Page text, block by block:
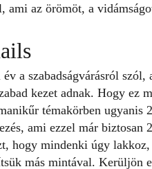
ami az örömöt, a
a szabadságvárásról szól,
kezet adnak. Hogy ez
témakörben ugyanis
ami ezzel már biztosan
hogy mindenki úgy
más mintával. Kerüljön